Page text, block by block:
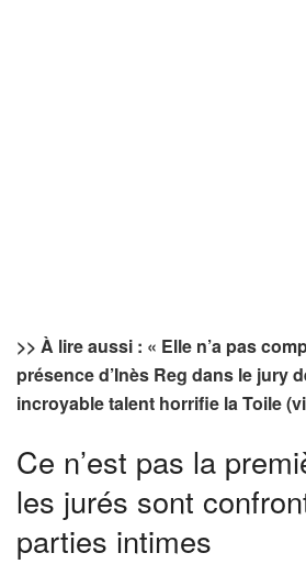
>> À lire aussi : « Elle n’a pas
présence d’Inès Reg dans le jury
incroyable talent horrifie la Toile
Ce n’est pas la
les jurés sont
parties intimes